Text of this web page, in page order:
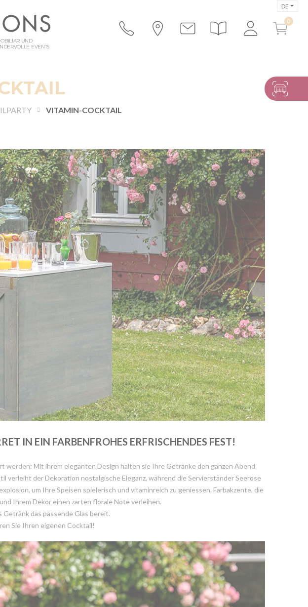
UND
EVENTS
DE
VITAMIN-COCKTAIL
IN EIN FARBENFROHES ERFRISCHENDES FEST!
werden: Mit ihrem eleganten Design halten sie Ihre Getränke den ganzen Abend
der Dekoration nostalgische Eleganz, während die Servierständer Seerose
um Ihre Speisen spielerisch und vitaminreich zu geniessen. Farbakzente, die
Ihrem Dekor einen zarten florale Note verleihen.
das passende Glas bereit.
Sie Ihren eigenen Cocktail!